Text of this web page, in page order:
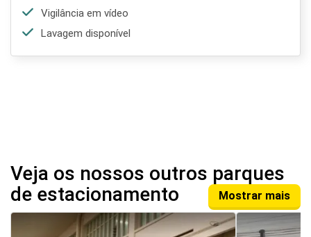
Vigilância em vídeo
Lavagem disponível
Veja os nossos outros parques
de estacionamento
Mostrar mais